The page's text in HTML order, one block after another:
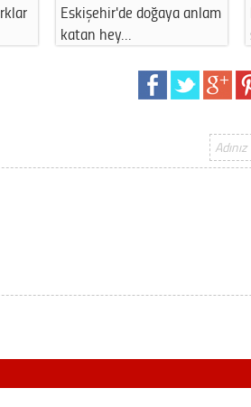
Eskişehir'de sağlık ocağı
çevresi a…